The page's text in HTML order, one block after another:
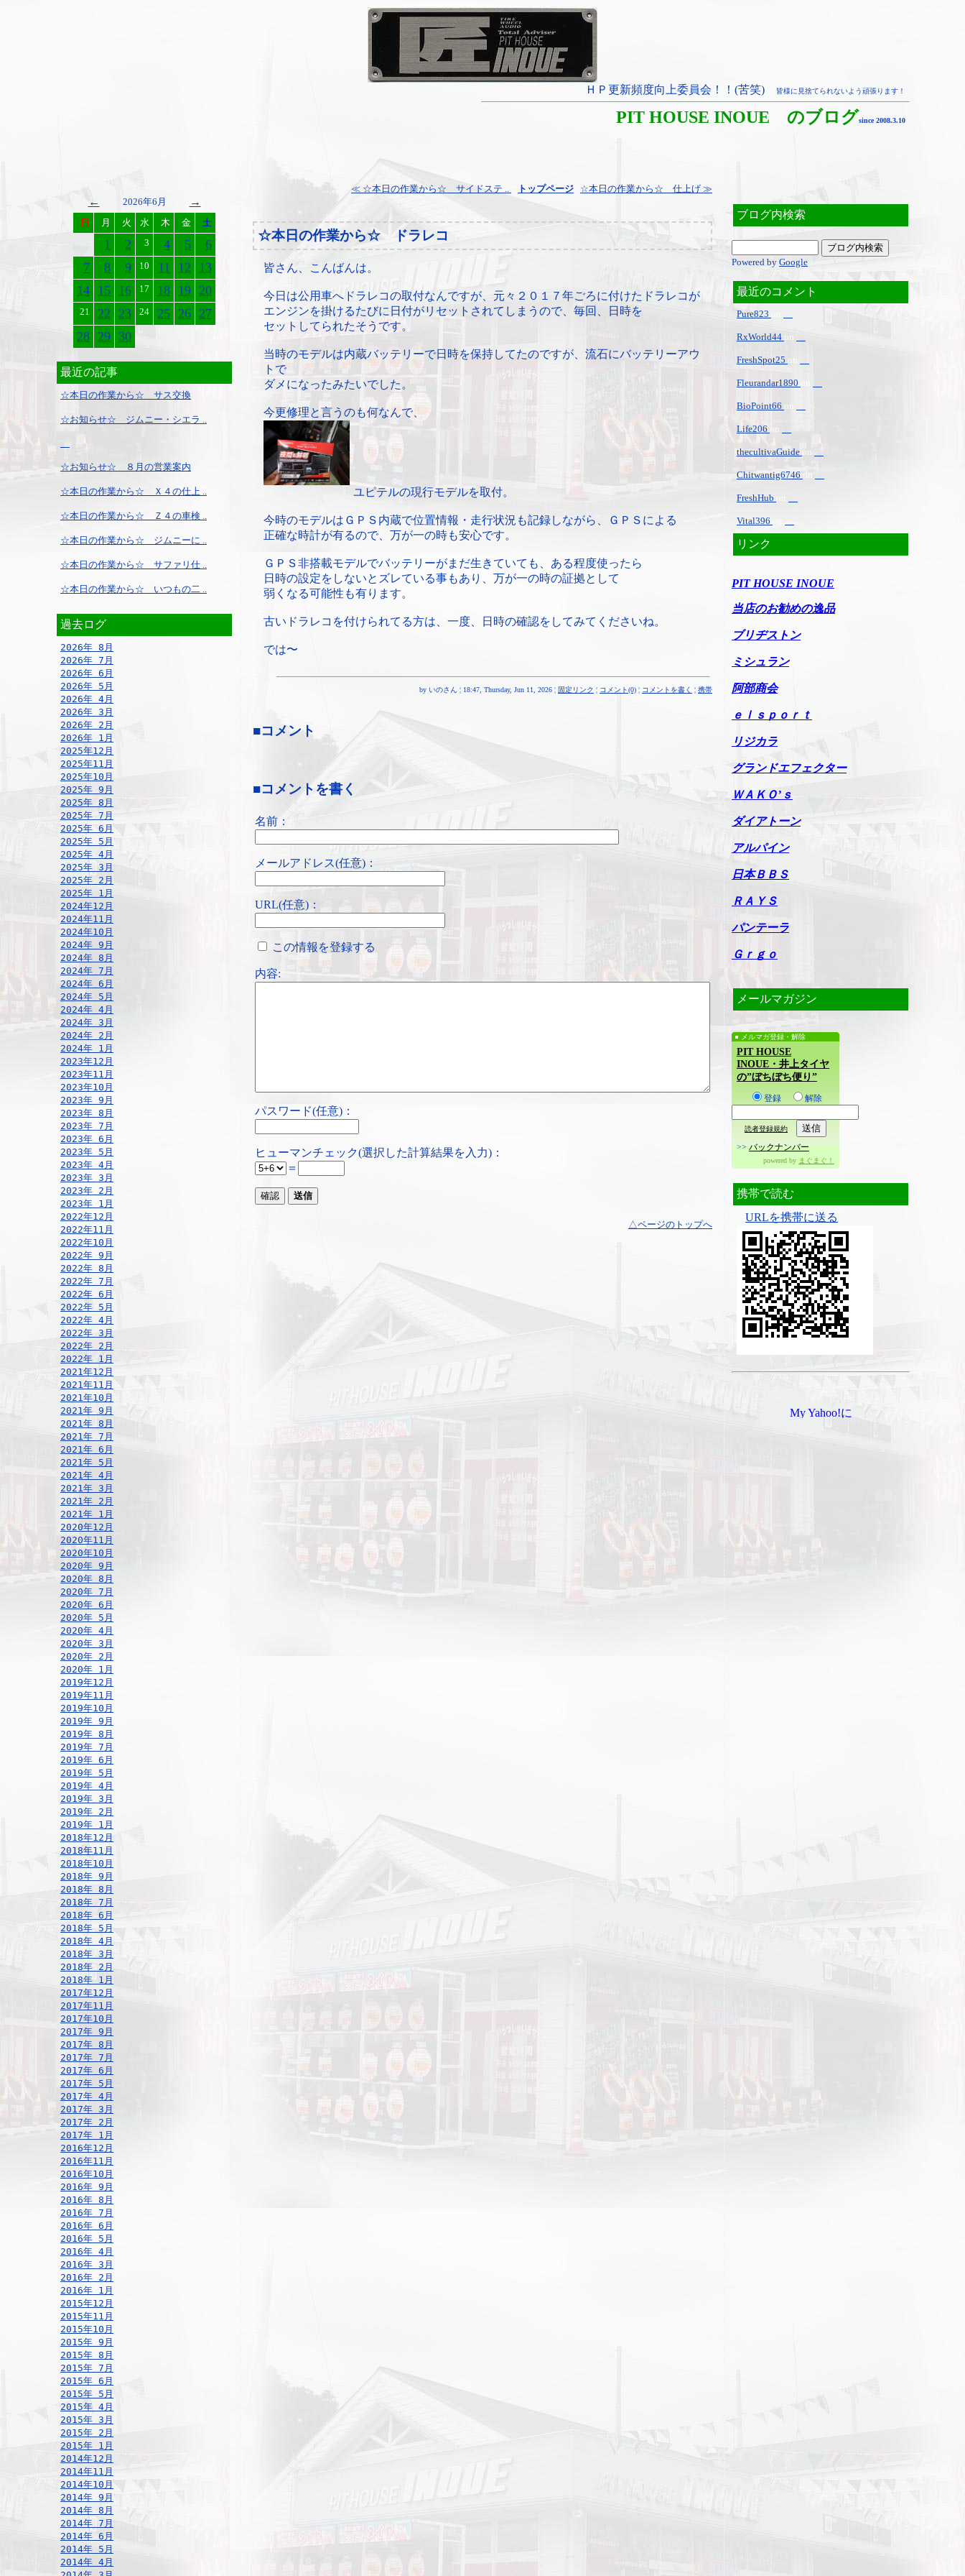
ＨＰ更新頻度向上委員会！！(苦笑) 皆様に見捨てられないよう頑張ります！
PIT HOUSE INOUE のブログsince 2008.3.10
← 2026年6月 →
日 月 火 水 木 金 土
1 2 3 4 5
6
7
8 9 10 11 12
13
14 15 16 17 18 19 20
21 22 23 24 25 26 27
28 29 30
最近の記事
☆本日の作業から☆ サス交換
☆お知らせ☆ ジムニー・シエラ ..
☆お知らせ☆ ８月の営業案内
☆本日の作業から☆ Ｘ４の仕上 ..
☆本日の作業から☆ Ｚ４の車検 ..
☆本日の作業から☆ ジムニーに ..
☆本日の作業から☆ サファリ仕 ..
☆本日の作業から☆ いつもの二 ..
過去ログ
2026年 8月
2026年 7月
2026年 6月
2026年 5月
2026年 4月
2026年 3月
2026年 2月
2026年 1月
2025年12月
2025年11月
2025年10月
2025年 9月
2025年 8月
2025年 7月
2025年 6月
2025年 5月
2025年 4月
2025年 3月
2025年 2月
2025年 1月
2024年12月
2024年11月
2024年10月
2024年 9月
2024年 8月
2024年 7月
2024年 6月
2024年 5月
2024年 4月
2024年 3月
2024年 2月
2024年 1月
2023年12月
2023年11月
2023年10月
2023年 9月
2023年 8月
2023年 7月
2023年 6月
2023年 5月
2023年 4月
2023年 3月
2023年 2月
2023年 1月
2022年12月
2022年11月
2022年10月
2022年 9月
2022年 8月
2022年 7月
2022年 6月
2022年 5月
2022年 4月
2022年 3月
2022年 2月
2022年 1月
2021年12月
2021年11月
2021年10月
2021年 9月
2021年 8月
2021年 7月
2021年 6月
2021年 5月
2021年 4月
2021年 3月
2021年 2月
2021年 1月
2020年12月
2020年11月
2020年10月
2020年 9月
2020年 8月
2020年 7月
2020年 6月
2020年 5月
2020年 4月
2020年 3月
2020年 2月
2020年 1月
2019年12月
2019年11月
2019年10月
2019年 9月
2019年 8月
2019年 7月
2019年 6月
2019年 5月
2019年 4月
2019年 3月
2019年 2月
2019年 1月
2018年12月
2018年11月
2018年10月
2018年 9月
2018年 8月
2018年 7月
2018年 6月
2018年 5月
2018年 4月
2018年 3月
2018年 2月
2018年 1月
2017年12月
2017年11月
2017年10月
2017年 9月
2017年 8月
2017年 7月
2017年 6月
2017年 5月
2017年 4月
2017年 3月
2017年 2月
2017年 1月
2016年12月
2016年11月
2016年10月
2016年 9月
2016年 8月
2016年 7月
2016年 6月
2016年 5月
2016年 4月
2016年 3月
2016年 2月
2016年 1月
2015年12月
2015年11月
2015年10月
2015年 9月
2015年 8月
2015年 7月
2015年 6月
2015年 5月
2015年 4月
2015年 3月
2015年 2月
2015年 1月
2014年12月
2014年11月
2014年10月
2014年 9月
2014年 8月
2014年 7月
2014年 6月
2014年 5月
2014年 4月
≪ ☆本日の作業から☆ サイドステ .. トップページ ☆本日の作業から☆ 仕上げ ≫
☆本日の作業から☆ ドラレコ
皆さん、こんばんは。
今日は公用車へドラレコの取付なんですが、元々２０１７年ごろに付けたドラレコが
エンジンを掛けるたびに日付がリセットされてしまうので、毎回、日時を
セットしてられたそうです。
当時のモデルは内蔵バッテリーで日時を保持してたのですが、流石にバッテリーアウ
トで
ダメになったみたいでした。
今更修理と言うのも何なんで、
ユピテルの現行モデルを取付。
今時のモデルはＧＰＳ内蔵で位置情報・走行状況も記録しながら、ＧＰＳによる
正確な時計が有るので、万が一の時も安心です。
ＧＰＳ非搭載モデルでバッテリーがまだ生きていても、ある程度使ったら
日時の設定をしないとズレている事もあり、万が一の時の証拠として
弱くなる可能性も有ります。
古いドラレコを付けられてる方は、一度、日時の確認をしてみてくださいね。
では〜
by いのさん ¦ 18:47, Thursday, Jun 11, 2026 ¦ 固定リンク ¦ コメント(0) ¦ コメントを書く ¦ 携帯
■コメント
■コメントを書く
名前：
メールアドレス(任意)：
URL(任意)：
この情報を登録する
内容:
パスワード(任意)：
ヒューマンチェック(選択した計算結果を入力)：
＝
△ページのトップへ
ブログ内検索
Powered by Google
最近のコメント
Pure823
RxWorld44 on
FreshSpot25 on
Fleurandar1890
BioPoint66 on
Life206 on
thecultivaGuide on
Chitwantig6746 on
FreshHub
Vital396
リンク
PIT HOUSE INOUE
当店のお勧めの逸品
ブリヂストン
ミシュラン
阿部商会
ｅｌｓｐｏｒｔ
リジカラ
グランドエフェクター
ＷＡＫＯ’ｓ
ダイアトーン
アルパイン
日本ＢＢＳ
ＲＡＹＳ
パンテーラ
Ｇｒｇｏ
メールマガジン
メルマガ登録・解除
PIT HOUSE
INOUE・井上タイヤ
の”ぼちぼち便り”
登録 解除
読者登録規約
>> バックナンバー
powered by まぐまぐ！
携帯で読む
URLを携帯に送る